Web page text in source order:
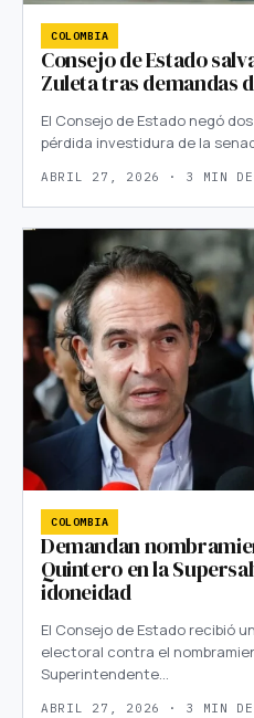
COLOMBIA
Consejo de Estado
Zuleta tras demandas
El Consejo de Estado negó
pérdida investidura de la
ABRIL 27, 2026 · 3 MIN DE
COLOMBIA
Demandan
Quintero en la
idoneidad
El Consejo de Estado recibió
electoral contra el
Superintendente…
ABRIL 27, 2026 · 3 MIN DE